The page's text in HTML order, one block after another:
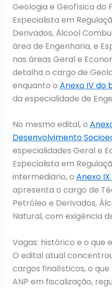
Geologia e Geofísica do
Especialista em
Derivados, Álcool
área de Engenharia, e
nas áreas Geral e
detalha o cargo de
enquanto o Anexo IV do
da especialidade de
No mesmo edital, o
Desenvolvimento
especialidades Geral e
Especialista em
intermediário, o Anexo
apresenta o cargo de
Petróleo e Derivados,
Natural, com exigência
Vagas: histórico e o que
O edital atual
cargos finalísticos, o
ANP em fiscalização,